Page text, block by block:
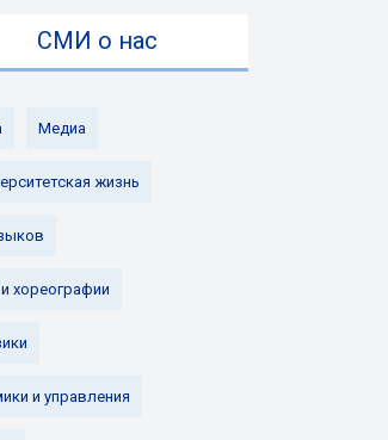
СМИ о нас
Медиа
жизнь
хореографии
и управления